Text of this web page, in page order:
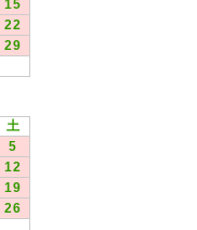
15
22
29
土
5
12
19
26